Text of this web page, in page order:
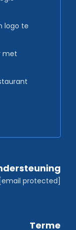
logo te
met
[email protected]
Terme